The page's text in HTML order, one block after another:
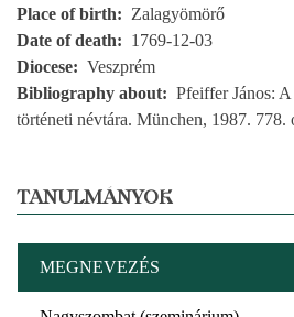
Place of birth
Zalagyömörő
Date of death
1769-12-03
Diocese
Veszprém
Bibliography about
Pfeiffer János:
történeti névtára. München, 1987. 778.
TANULMÁNYOK
MEGNEVEZÉS